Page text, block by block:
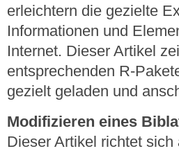
erleichtern die gezielte
Informationen und
Internet. Dieser Artikel
entsprechenden R-
gezielt geladen und
Modifizieren eines
Dieser Artikel richtet